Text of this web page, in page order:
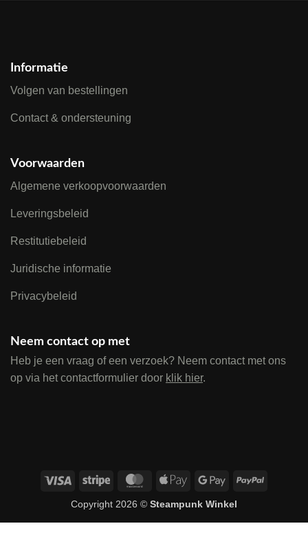
Informatie
Volgen van bestellingen
Contact & ondersteuning
Voorwaarden
Algemene verkoopvoorwaarden
Leveringsbeleid
Restitutiebeleid
Juridische informatie
Privacybeleid
Neem contact op met
Heb je een vraag of een verzoek? Neem contact met ons
op via het contactformulier door klik hier.
Visa Stripe MasterCardApple
Google
PayPal
Copyright 2026 © Steampunk Winkel